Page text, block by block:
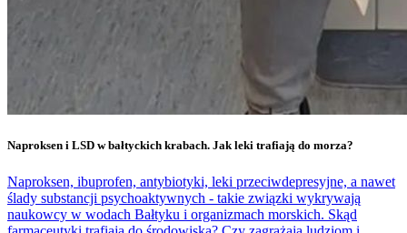
Naproksen i LSD w bałtyckich krabach. Jak leki trafiają do morza?
Naproksen, ibuprofen, antybiotyki, leki przeciwdepresyjne, a nawet
ślady substancji psychoaktywnych - takie związki wykrywają
naukowcy w wodach Bałtyku i organizmach morskich. Skąd